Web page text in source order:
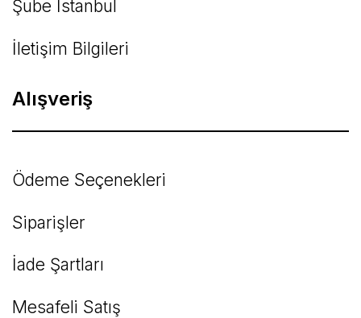
Şube İstanbul
İletişim Bilgileri
Alışveriş
Ödeme Seçenekleri
Siparişler
İade Şartları
Mesafeli Satış